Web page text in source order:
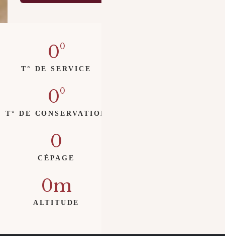
0
T° DE SERVICE
0
T° DE CONSERVATION
0
CÉPAGE
0
ALTITUDE